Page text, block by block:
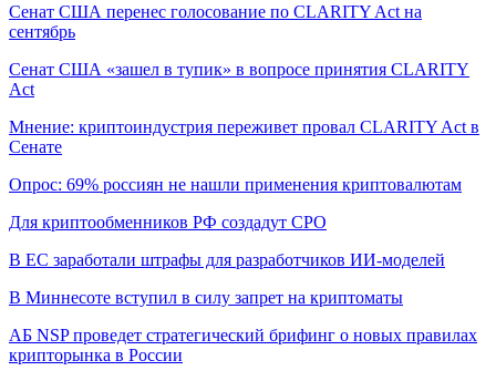
Сенат США перенес голосование по CLARITY Act на
сентябрь
Сенат США «зашел в тупик» в вопросе принятия CLARITY
Act
Мнение: криптоиндустрия переживет провал CLARITY Act в
Сенате
Опрос: 69% россиян не нашли применения криптовалютам
Для криптообменников РФ создадут СРО
В ЕС заработали штрафы для разработчиков ИИ-моделей
В Миннесоте вступил в силу запрет на криптоматы
АБ NSP проведет стратегический брифинг о новых правилах
крипторынка в России